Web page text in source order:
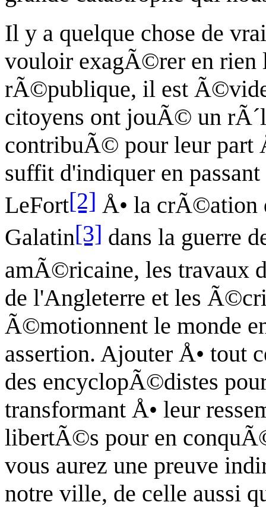
Il y a quelque chose de
vouloir exagÃ©rer en rien
rÃ©publique, il est
citoyens ont jouÃ© un
contribuÃ© pour leur part
suffit d'indiquer en
LeFort[2] Å• la crÃ©ation
Galatin[3] dans la guerre
amÃ©ricaine, les travaux
de l'Angleterre et les
Ã©motionnent le monde
assertion. Ajouter Å• tout
des encyclopÃ©distes
transformant Å• leur
libertÃ©s pour en
vous aurez une preuve
notre ville, de celle aussi